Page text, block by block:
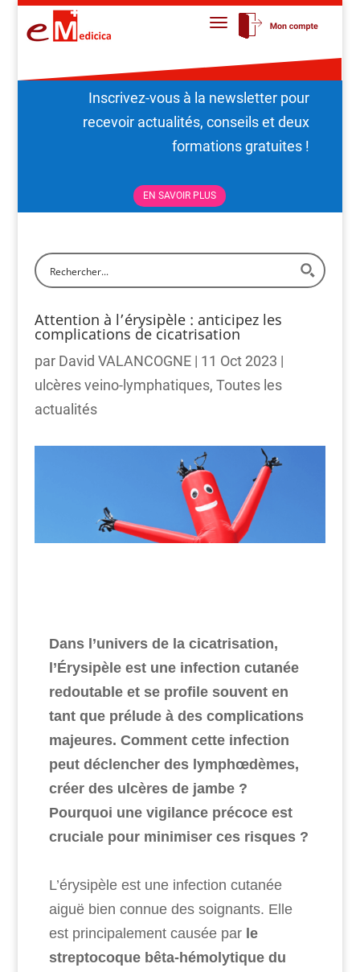
Inscrivez-vous à la newsletter pour
recevoir actualités, conseils et deux
formations gratuites !
EN SAVOIR PLUS
Attention à l’érysipèle : anticipez les
complications de cicatrisation
par David VALANCOGNE| 11 Oct 2023 |
ulcères veino-lymphatiques, Toutes les
actualités
Dans l’univers de la cicatrisation,
l’Érysipèle est une infection cutanée
redoutable et se profile souvent en
tant que prélude à des complications
majeures. Comment cette infection
peut déclencher des lymphœdèmes,
créer des ulcères de jambe ?
Pourquoi une vigilance précoce est
cruciale pour minimiser ces risques ?
L’érysipèle est une infection cutanée
aiguë bien connue des soignants. Elle
est principalement causée par le
streptocoque bêta-hémolytique du